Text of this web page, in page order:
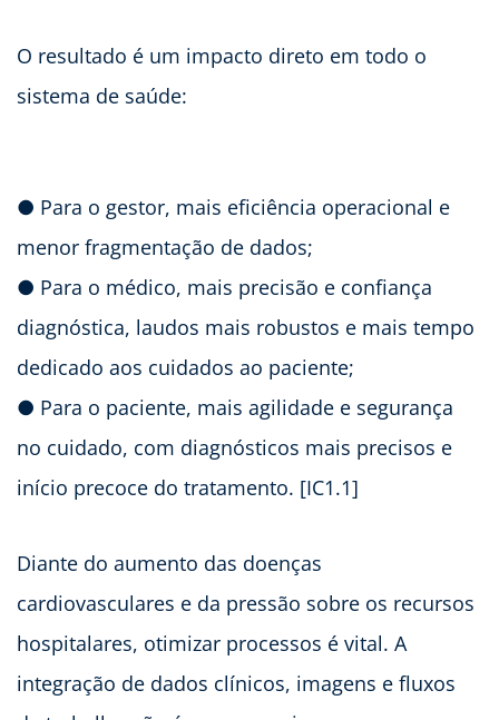
O resultado é um impacto direto em todo o
sistema de saúde:
● Para o gestor, mais eficiência operacional e
menor fragmentação de dados;
● Para o médico, mais precisão e confiança
diagnóstica, laudos mais robustos e mais tempo
dedicado aos cuidados ao paciente;
● Para o paciente, mais agilidade e segurança
no cuidado, com diagnósticos mais precisos e
início precoce do tratamento. [IC1.1]
Diante do aumento das doenças
cardiovasculares e da pressão sobre os recursos
hospitalares, otimizar processos é vital. A
integração de dados clínicos, imagens e fluxos